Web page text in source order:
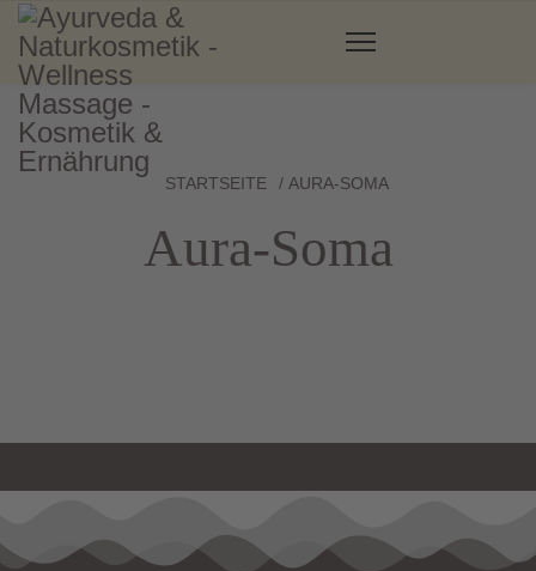
STARTSEITE AURA-SOMA
Aura-Soma